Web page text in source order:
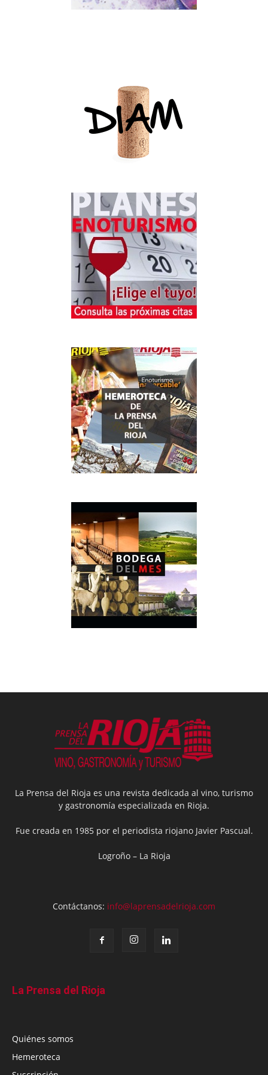
La Prensa del Rioja es una revista dedicada al vino, turismo
y gastronomía especializada en Rioja.
Fue creada en 1985 por el periodista riojano Javier Pascual.
Logroño – La Rioja
Contáctanos: info@laprensadelrioja.com
La Prensa del Rioja
Quiénes somos
Hemeroteca